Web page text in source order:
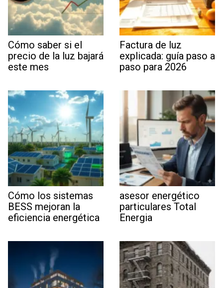
Cómo saber si el
precio de la luz bajará
este mes
Factura de luz
explicada: guía paso a
paso para 2026
Cómo los sistemas
BESS mejoran la
eficiencia energética
asesor energético
particulares Total
Energia